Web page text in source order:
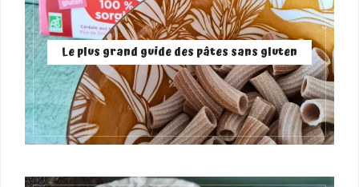
Le plus grand guide des pâtes sans gluten